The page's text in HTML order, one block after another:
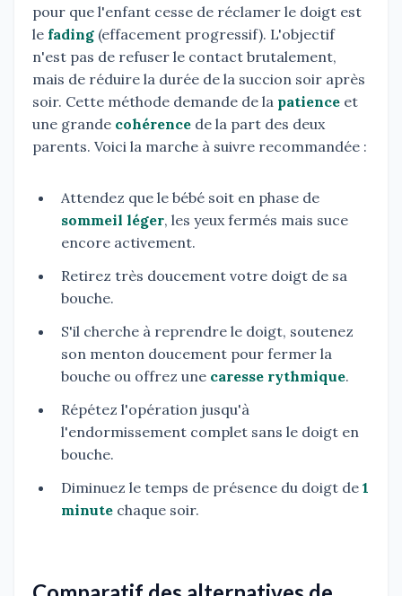
pour que l'enfant cesse de réclamer le doigt est
le fading (effacement progressif). L'objectif
n'est pas de refuser le contact brutalement,
mais de réduire la durée de la succion soir après
soir. Cette méthode demande de la patience et
une grande cohérence de la part des deux
parents. Voici la marche à suivre recommandée :
Attendez que le bébé soit en phase de
sommeil léger, les yeux fermés mais suce
encore activement.
Retirez très doucement votre doigt de sa
bouche.
S'il cherche à reprendre le doigt, soutenez
son menton doucement pour fermer la
bouche ou offrez une caresse rythmique.
Répétez l'opération jusqu'à
l'endormissement complet sans le doigt en
bouche.
Diminuez le temps de présence du doigt de 1
minute chaque soir.